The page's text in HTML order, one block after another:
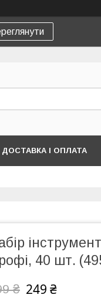
ДОСТАВКА І ОПЛАТА
40 шт.
₴ 249 ₴